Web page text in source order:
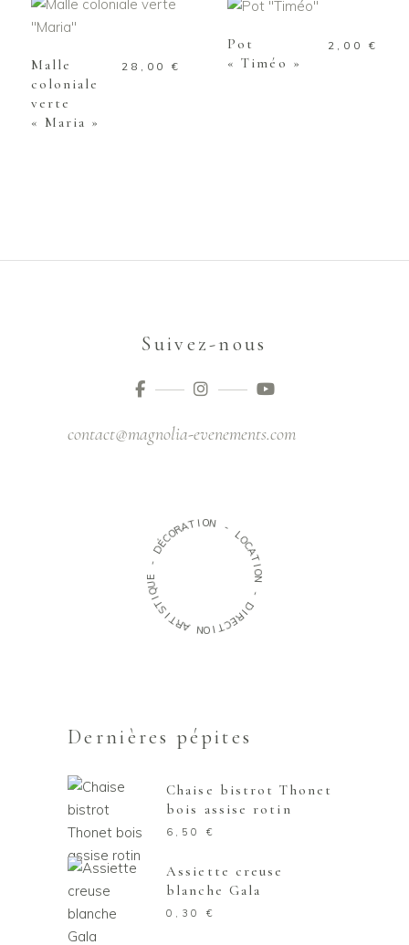
Malle
coloniale
verte
« Maria »
28,00€
Pot
« Timéo »
2,00 €
Suivez-nous
contact@magnolia-evenements.com
D
ÉCORATION -
L
O
C
A
T
O
N
-
D
I
R
E
C
T
I
O
N
A
R
T
I
S
T
I
Q
U
E
-
Dernières pépites
Chaise bistrot Thonet
bois assise rotin
6,50 €
Assiette creuse
blanche Gala
0,30 €